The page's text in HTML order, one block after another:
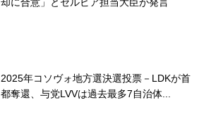
却に合意」とセルビア担当大臣が発言
2025年コソヴォ地方選決選投票－LDKが首
都奪還、与党LVVは過去最多7自治体...